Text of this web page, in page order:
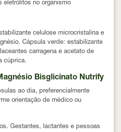
eletrólitos no organismo
celulose microcristalina e
Cápsula verde: estabilizante
carragena e acetato de
cúprica.
Bisglicinato Nutrify
ao dia, preferencialmente
orientação de médico ou
Gestantes, lactantes e pessoas